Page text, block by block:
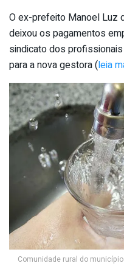
O ex-prefeito Manoel Luz
deixou os pagamentos
sindicato dos
para a nova gestora (leia
Comunidade rural do